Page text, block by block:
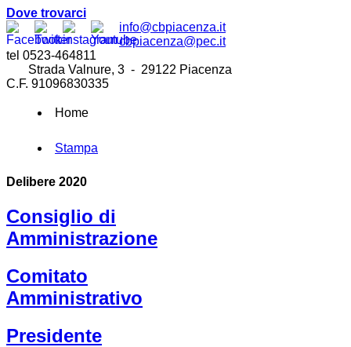
Dove trovarci
info@cbpiacenza.it
cbpiacenza@pec.it
tel 0523-464811
Strada Valnure, 3 - 29122 Piacenza
C.F. 91096830335
Home
Stampa
Delibere 2020
Consiglio di
Amministrazione
Comitato
Amministrativo
Presidente